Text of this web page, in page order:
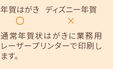
年賀はがき
〇
ディズニー年賀
×
通常年賀状はがきに業務用
レーザープリンターで印刷し
ます。